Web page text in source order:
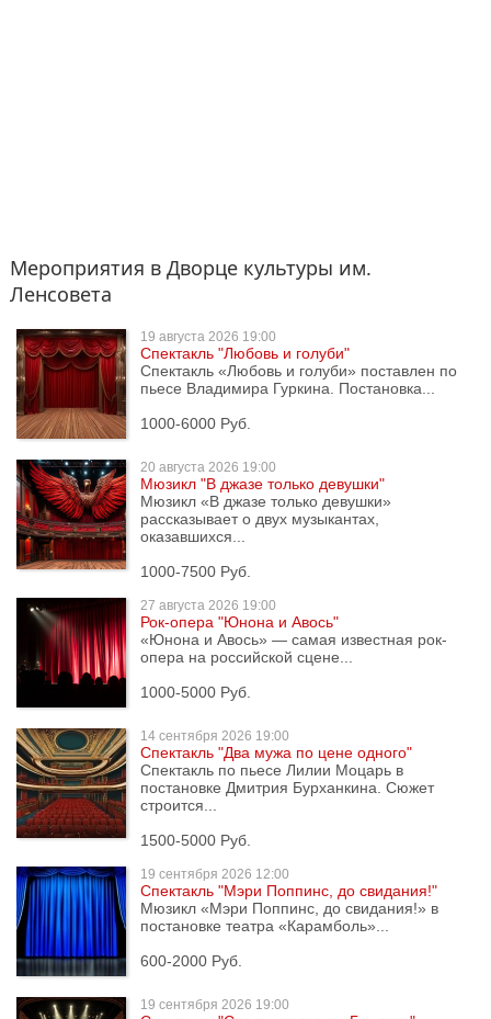
Мероприятия в Дворце культуры им.
Ленсовета
19 августа 2026 19:00
Спектакль "Любoвь и гoлуби"
Спектакль «Любовь и голуби» поставлен по
пьесе Владимира Гуркина. Постановка...
1000-6000 Руб.
20 августа 2026 19:00
Мюзикл "В джазе только девушки"
Мюзикл «В джазе только девушки»
рассказывает о двух музыкантах,
оказавшихся...
1000-7500 Руб.
27 августа 2026 19:00
Рок-опера "Юнона и Авось"
«Юнона и Авось» — самая известная рок-
опера на российской сцене...
1000-5000 Руб.
14 сентября 2026 19:00
Спектакль "Два мужа по цене одного"
Спектакль по пьесе Лилии Моцарь в
постановке Дмитрия Бурханкина. Сюжет
строится...
1500-5000 Руб.
19 сентября 2026 12:00
Спектакль "Мэри Поппинс, до свидания!"
Мюзикл «Мэри Поппинс, до свидания!» в
постановке театра «Карамболь»...
600-2000 Руб.
19 сентября 2026 19:00